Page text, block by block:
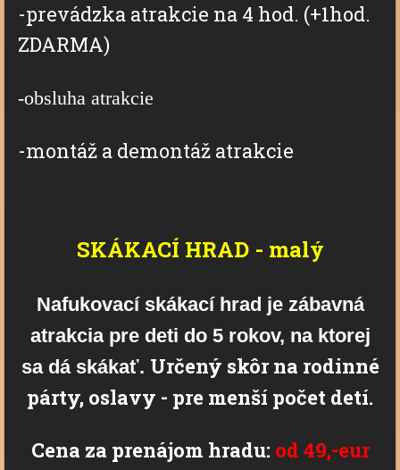
-prevádzka atrakcie na 4 hod. (+1hod.
ZDARMA)
-obsluha atrakcie
-montáž a demontáž atrakcie
SKÁKACÍ HRAD - malý
Nafukovací skákací hrad je zábavná
atrakcia pre deti do 5 rokov, na ktorej
sa dá skákať. Určený skôr na rodinné
párty, oslavy - pre menší počet detí.
Cena za prenájom hradu: od 49,-eur